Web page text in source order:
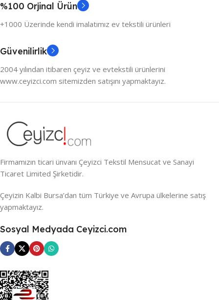
%100 Orjinal Ürün
+1000 Üzerinde kendi imalatımız ev tekstili ürünleri
Güvenilirlik
2004 yılından itibaren çeyiz ve evtekstili ürünlerini
www.ceyizci.com sitemizden satışını yapmaktayız.
Firmamızın ticari ünvanı Çeyizci Tekstil Mensucat ve Sanayi
Ticaret Limited Şirketidir.
Çeyizin Kalbi Bursa’dan tüm Türkiye ve Avrupa ülkelerine satış
yapmaktayız.
Sosyal Medyada Ceyizci.com